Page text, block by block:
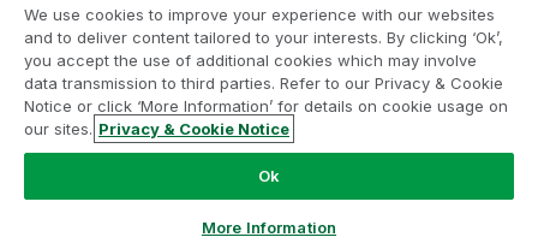
Únase al Programa de modernización de
la analítica
Modernícese sin comprometer sus valiosas aplicaciones
de QlikView con el Programa de modernización de la
analítica.
contactar con nosotros:
ampquestions@qlik.com
We use cookies to improve your experience with our websites
and to deliver content tailored to your interests. By clicking ‘Ok’,
you accept the use of additional cookies which may involve
data transmission to third parties. Refer to our Privacy & Cookie
Notice or click ‘More Information’ for details on cookie usage on
our sites. Privacy & Cookie Notice
Ok
More Information